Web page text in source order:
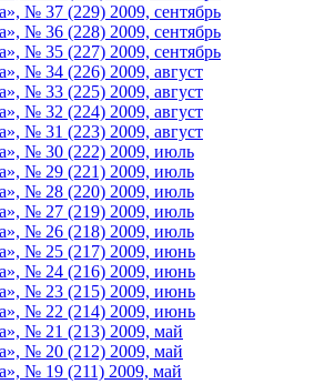
№ 37 (229) 2009, сентябрь
№ 36 (228) 2009, сентябрь
№ 35 (227) 2009, сентябрь
№ 34 (226) 2009, август
№ 33 (225) 2009, август
№ 32 (224) 2009, август
№ 31 (223) 2009, август
№ 30 (222) 2009, июль
№ 29 (221) 2009, июль
№ 28 (220) 2009, июль
№ 27 (219) 2009, июль
№ 26 (218) 2009, июль
№ 25 (217) 2009, июнь
№ 24 (216) 2009, июнь
№ 23 (215) 2009, июнь
№ 22 (214) 2009, июнь
№ 21 (213) 2009, май
№ 20 (212) 2009, май
№ 19 (211) 2009, май